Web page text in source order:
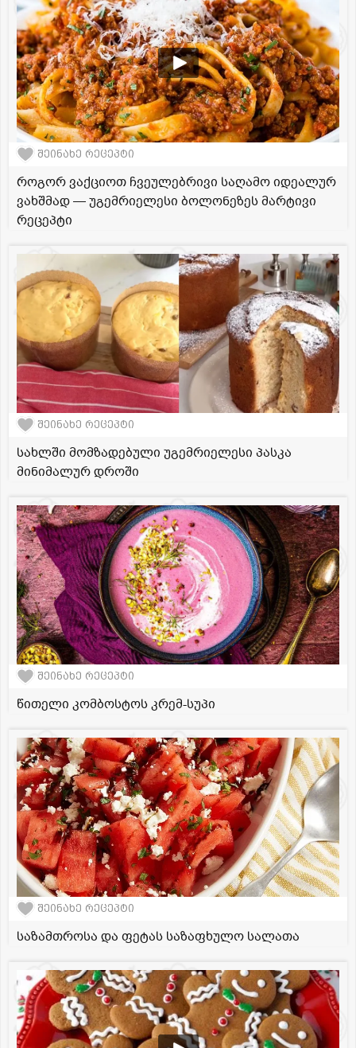
შეინახე რეცეპტი
როგორ ვაქციოთ ჩვეულებრივი საღამო იდეალურ
ვახშმად — უგემრიელესი ბოლონეზეს მარტივი
რეცეპტი
შეინახე რეცეპტი
სახლში მომზადებული უგემრიელესი პასკა
მინიმალურ დროში
შეინახე რეცეპტი
წითელი კომბოსტოს კრემ-სუპი
შეინახე რეცეპტი
საზამთროსა და ფეტას საზაფხულო სალათა